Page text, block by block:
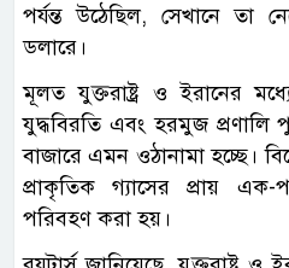
পর্যন্ত উঠেছিল, সেখানে
ডলারে।
মূলত যুক্তরাষ্ট্র ও ইরানের
যুদ্ধবিরতি এবং হরমুজ প্রণালি
বাজারে এমন ওঠানামা হচ্ছে।
প্রাকৃতিক গ্যাসের প্রায় এক-
পরিবহণ করা হয়।